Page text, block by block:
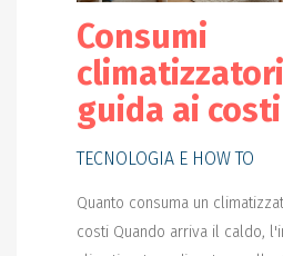
Consumi
guida ai costi
TECNOLOGIA E HOW TO
Quanto consuma un
costi Quando arriva il caldo,